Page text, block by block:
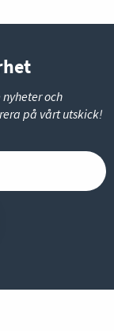
och
på vårt utskick!